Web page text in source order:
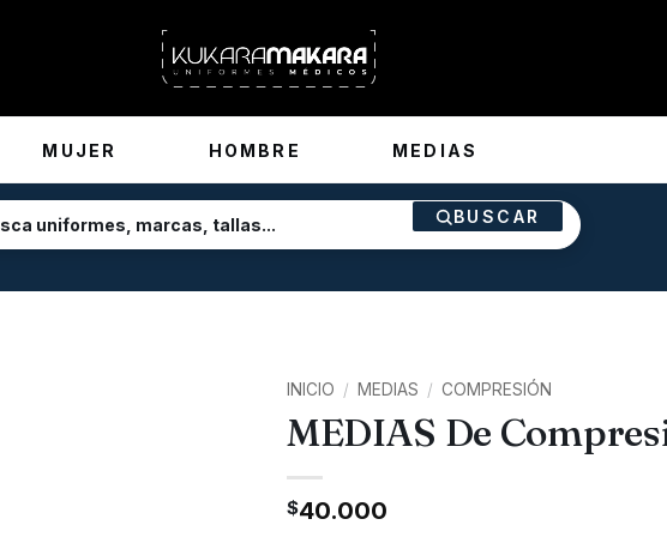
MUJER HOMBRE MEDIAS
BUSCAR
INICIO / MEDIAS / COMPRESIÓN
MEDIAS De
$40.000